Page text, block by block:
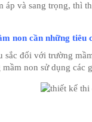
áp và sang trọng, thì
non cần những tiêu
sắc đối với trường
non sử dụng các